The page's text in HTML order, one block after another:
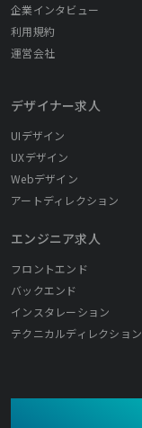
企業インタビュー
利用規約
運営会社
デザイナー求人
UIデザイン
UXデザイン
Webデザイン
アートディレクション
エンジニア求人
フロントエンド
バックエンド
インスタレーション
テクニカルディレクション